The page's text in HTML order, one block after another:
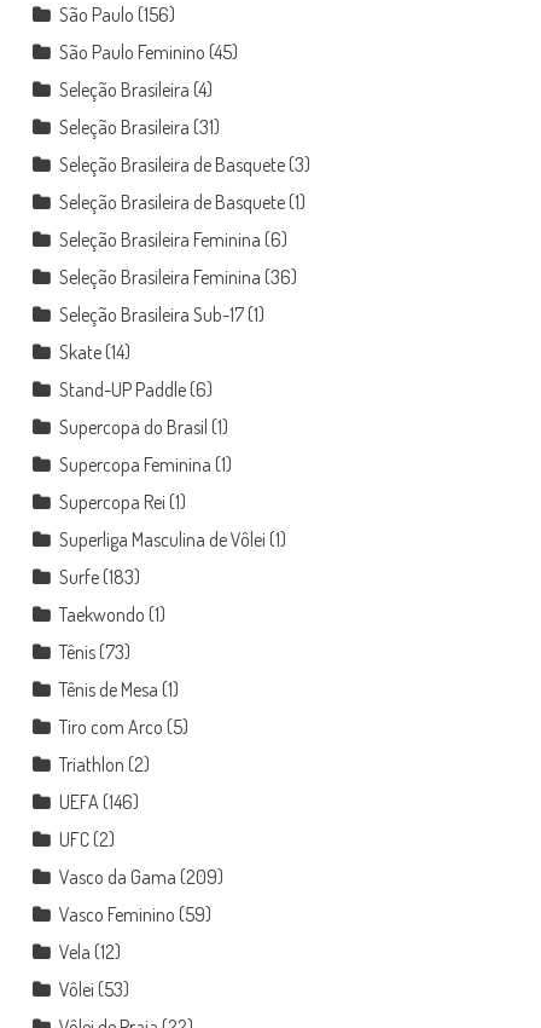
São Paulo (156)
São Paulo Feminino (45)
Seleção Brasileira (4)
Seleção Brasileira (31)
Seleção Brasileira de Basquete(3)
Seleção Brasileira de Basquete(1)
Seleção Brasileira Feminina (6)
Seleção Brasileira Feminina (36)
Seleção Brasileira Sub-17(1)
Skate(14)
Stand-UP Paddle(6)
Supercopa do Brasil (1)
Supercopa Feminina (1)
Supercopa Rei (1)
Superliga Masculina de Vôlei (1)
Surfe(183)
Taekwondo (1)
Tênis(73)
Tênis de Mesa (1)
Tiro com Arco (5)
Triathlon (2)
UEFA (146)
UFC(2)
Vasco da Gama (209)
Vasco Feminino (59)
Vela (12)
Vôlei (53)